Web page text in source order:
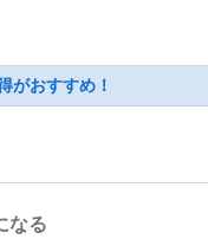
がおすすめ！
なる